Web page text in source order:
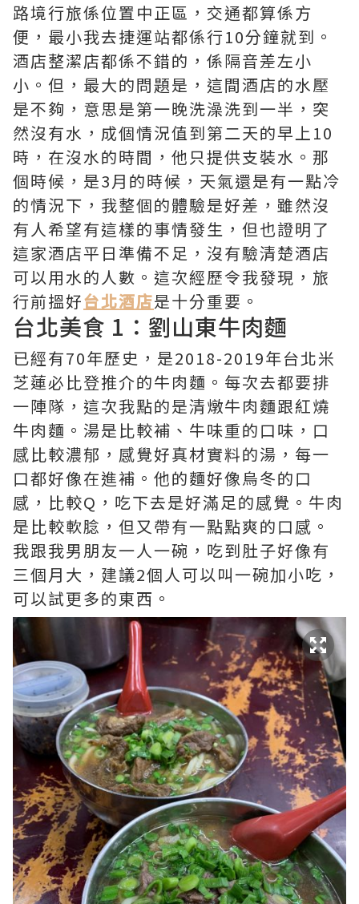
路境行旅係位置中正區，交通都算係方
便，最小我去捷運站都係行10分鐘就到。
酒店整潔店都係不錯的，係隔音差左小
小。但，最大的問題是，這間酒店的水壓
是不夠，意思是第一晚洗澡洗到一半，突
然沒有水，成個情況值到第二天的早上10
時，在沒水的時間，他只提供支裝水。那
個時候，是3月的時候，天氣還是有一點冷
的情況下，我整個的體驗是好差，雖然沒
有人希望有這樣的事情發生，但也證明了
這家酒店平日準備不足，沒有驗清楚酒店
可以用水的人數。這次經歷令我發現，旅
行前搵好台北酒店是十分重要。
台北美食 1：劉山東牛肉麵
已經有70年歷史，是2018-2019年台北米
芝蓮必比登推介的牛肉麵。每次去都要排
一陣隊，這次我點的是清燉牛肉麵跟紅燒
牛肉麵。湯是比較補、牛味重的口味，口
感比較濃郁，感覺好真材實料的湯，每一
口都好像在進補。他的麵好像烏冬的口
感，比較Q，吃下去是好滿足的感覺。牛肉
是比較軟腍，但又帶有一點點爽的口感。
我跟我男朋友一人一碗，吃到肚子好像有
三個月大，建議2個人可以叫一碗加小吃，
可以試更多的東西。